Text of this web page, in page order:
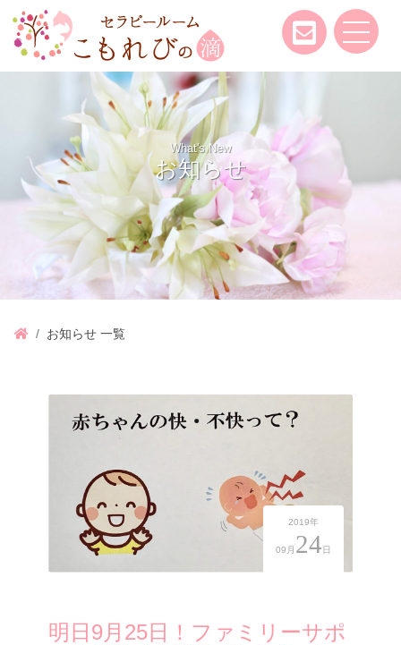
What's New
お知らせ
お知らせ 一覧
2019年
09月 24 日
明日9月25日！ファミリーサポ